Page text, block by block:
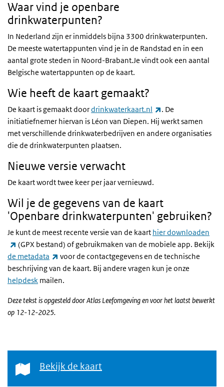
Waar vind je openbare
drinkwaterpunten?
In Nederland zijn er inmiddels bijna 3300 drinkwaterpunten.
De meeste watertappunten vind je in de Randstad en in een
aantal grote steden in Noord-Brabant.Je vindt ook een aantal
Belgische watertappunten op de kaart.
Wie heeft de kaart gemaakt?
De kaart is gemaakt doordrinkwaterkaart.nl (externe link)
. De
initiatiefnemer hiervan is Léon van Diepen. Hij werkt samen
met verschillende drinkwaterbedrijven en andere organisaties
die de drinkwaterpunten plaatsen.
Nieuwe versie verwacht
De kaart wordt twee keer per jaar vernieuwd.
Wil je de gegevens van de kaart
'Openbare drinkwaterpunten' gebruiken?
Je kunt de meest recente versie van de kaart hier downloaden
(externe link)
(GPX bestand) of gebruikmaken van de mobiele app. Bekijk
de metadata
(externe link)
voor de contactgegevens en de technische
beschrijving van de kaart. Bij andere vragen kun je onze
helpdesk mailen.
Deze tekst is opgesteld door Atlas Leefomgeving en voor het laatst bewerkt
op 12-12-2025.
Bekijk de kaart
Bekijk de kaart